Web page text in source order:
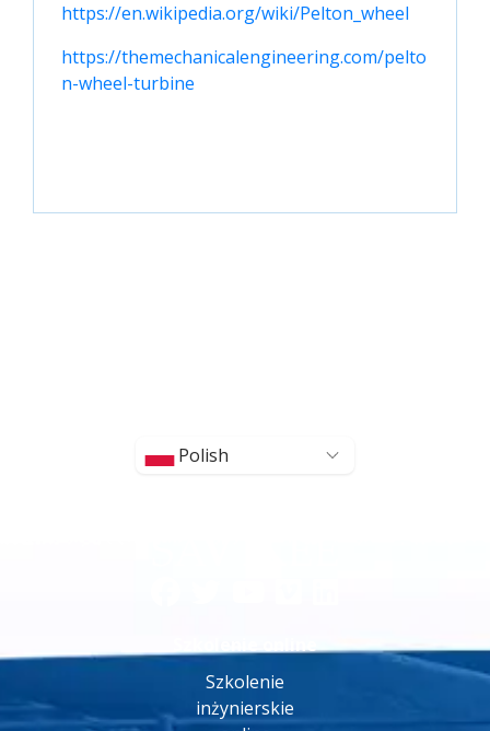
https://en.wikipedia.org/wiki/Pelton_wheel
https://themechanicalengineering.com/pelto
n-wheel-turbine
Polish
Szkolenie online
Szkolenie
inżynierskie